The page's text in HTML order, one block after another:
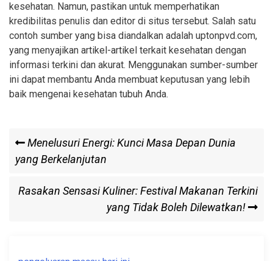
kesehatan. Namun, pastikan untuk memperhatikan
kredibilitas penulis dan editor di situs tersebut. Salah satu
contoh sumber yang bisa diandalkan adalah uptonpvd.com,
yang menyajikan artikel-artikel terkait kesehatan dengan
informasi terkini dan akurat. Menggunakan sumber-sumber
ini dapat membantu Anda membuat keputusan yang lebih
baik mengenai kesehatan tubuh Anda.
Post
navigation
Previous
Post
Menelusuri Energi: Kunci Masa Depan Dunia
yang Berkelanjutan
Next
Rasakan Sensasi Kuliner: Festival Makanan Terkini
yang Tidak Boleh Dilewatkan!